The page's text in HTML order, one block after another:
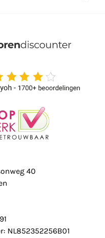
40
NL852352256B01